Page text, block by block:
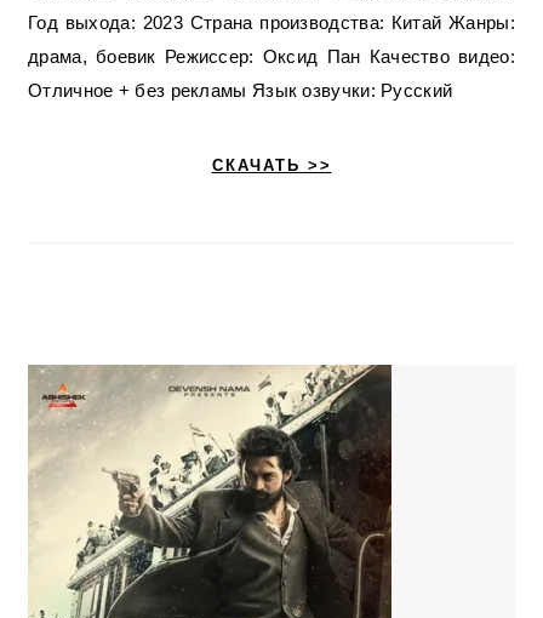
Год выхода: 2023 Страна производства: Китай Жанры:
драма, боевик Режиссер: Оксид Пан Качество видео:
Отличное + без рекламы Язык озвучки: Русский
СКАЧАТЬ >>